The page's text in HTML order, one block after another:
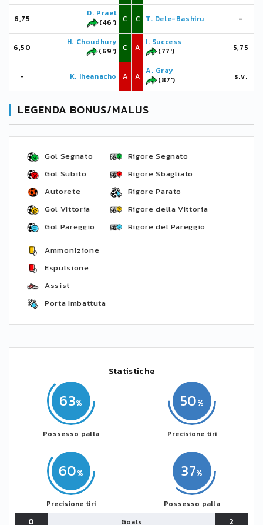
6,75
D. Praet
(46')
C
6,50
H. Choudhury
(69')
C
- K. Iheanacho A
C T. Dele-Bashiru -
A
I. Success
(77')
5,75
A
A. Gray
(87')
s.v.
LEGENDA BONUS/MALUS
Gol Segnato
Gol Subito
Autorete
Gol Vittoria
Gol Pareggio
Rigore Segnato
Rigore Sbagliato
Rigore Parato
Rigore della Vittoria
Rigore del Pareggio
Ammonizione
Espulsione
Assist
Porta Imbattuta
Statistiche
63
Possesso palla
60
Precisione tiri
37
Possesso palla
50
Precisione tiri
0 Goals 2